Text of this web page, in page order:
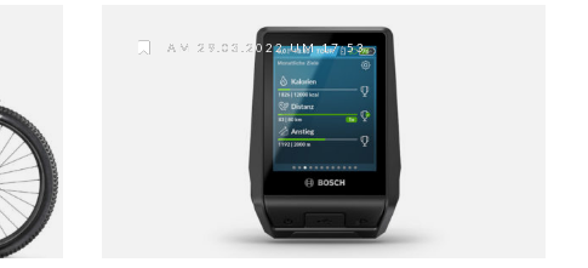
AM 29.03.2022 UM 17:53